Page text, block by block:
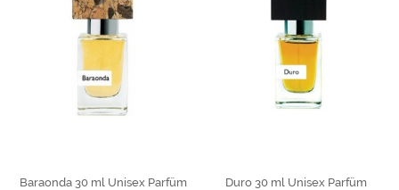
SEPETE EKLE
Baraonda 30 ml Unisex Parfüm SEPETE EKLE
Duro 30 ml Unisex Parfüm